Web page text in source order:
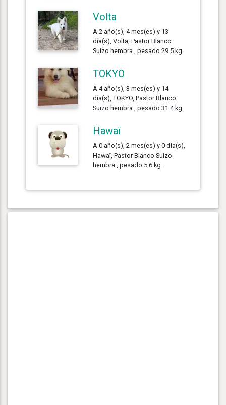
Volta
A 2 año(s), 4 mes(es) y 13
día(s), Volta, Pastor Blanco
Suizo hembra , pesado 29.5 kg.
TOKYO
A 4 año(s), 3 mes(es) y 14
día(s), TOKYO, Pastor Blanco
Suizo hembra , pesado 31.4 kg.
Hawaï
A 0 año(s), 2 mes(es) y 0 día(s),
Hawaï, Pastor Blanco Suizo
hembra , pesado 5.6 kg.